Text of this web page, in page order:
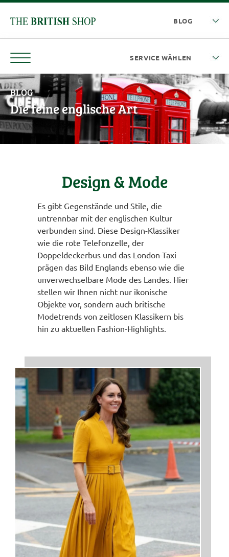
BLOG
Die feine englische Art
Design & Mode
Es gibt Gegenstände und Stile, die
untrennbar mit der englischen Kultur
verbunden sind. Diese Design-Klassiker
wie die rote Telefonzelle, der
Doppeldeckerbus und das London-Taxi
prägen das Bild Englands ebenso wie die
unverwechselbare Mode des Landes. Hier
stellen wir Ihnen nicht nur ikonische
Objekte vor, sondern auch britische
Modetrends von zeitlosen Klassikern bis
hin zu aktuellen Fashion-Highlights.